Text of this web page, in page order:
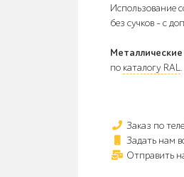
Использование
без сучков - с
Металлические
по каталогу RAL.
Заказ по
Задать нам
Отправить